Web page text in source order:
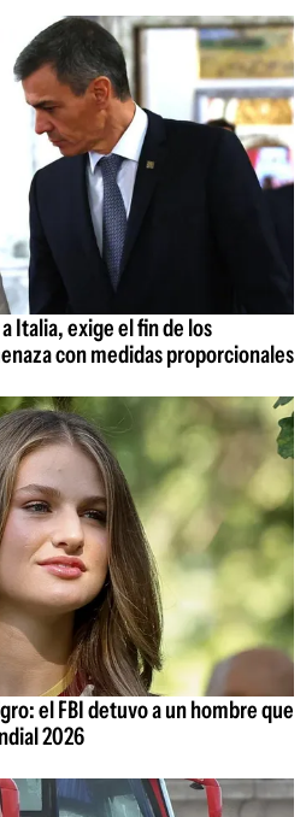
Italia, exige el fin de los
con medidas proporcionales
el FBI detuvo a un hombre que
2026